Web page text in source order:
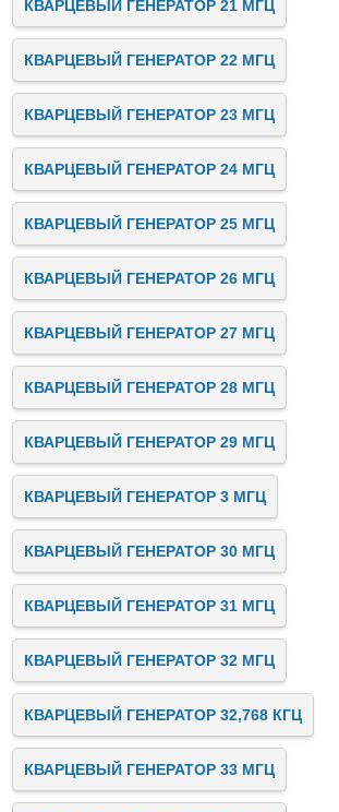
КВАРЦЕВЫЙ ГЕНЕРАТОР 21 МГЦ
КВАРЦЕВЫЙ ГЕНЕРАТОР 22 МГЦ
КВАРЦЕВЫЙ ГЕНЕРАТОР 23 МГЦ
КВАРЦЕВЫЙ ГЕНЕРАТОР 24 МГЦ
КВАРЦЕВЫЙ ГЕНЕРАТОР 25 МГЦ
КВАРЦЕВЫЙ ГЕНЕРАТОР 26 МГЦ
КВАРЦЕВЫЙ ГЕНЕРАТОР 27 МГЦ
КВАРЦЕВЫЙ ГЕНЕРАТОР 28 МГЦ
КВАРЦЕВЫЙ ГЕНЕРАТОР 29 МГЦ
КВАРЦЕВЫЙ ГЕНЕРАТОР 3 МГЦ
КВАРЦЕВЫЙ ГЕНЕРАТОР 30 МГЦ
КВАРЦЕВЫЙ ГЕНЕРАТОР 31 МГЦ
КВАРЦЕВЫЙ ГЕНЕРАТОР 32 МГЦ
КВАРЦЕВЫЙ ГЕНЕРАТОР 32,768 КГЦ
КВАРЦЕВЫЙ ГЕНЕРАТОР 33 МГЦ